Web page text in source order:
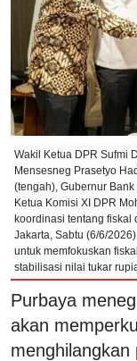
Wakil Ketua DPR Sufmi
Mensesneg Prasetyo
(tengah), Gubernur
Ketua Komisi XI DPR
koordinasi tentang fiskal
Jakarta, Sabtu (6/6/
untuk memfokuskan
stabilisasi nilai tukar
Purbaya
akan